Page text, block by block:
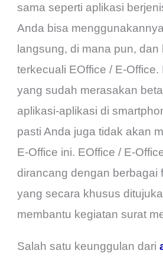
sama seperti aplikasi
Anda bisa
langsung, di mana pun,
terkecuali EOffice / E-Office.
yang sudah merasakan
aplikasi-aplikasi di
pasti Anda juga tidak akan
E-Office ini. EOffice / E-
dirancang dengan berbagai
yang secara khusus
membantu kegiatan surat
Salah satu keunggulan dari